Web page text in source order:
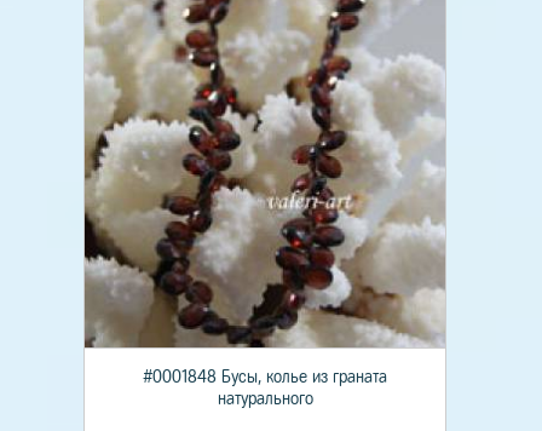
#0001848 Бусы, колье из граната
натурального